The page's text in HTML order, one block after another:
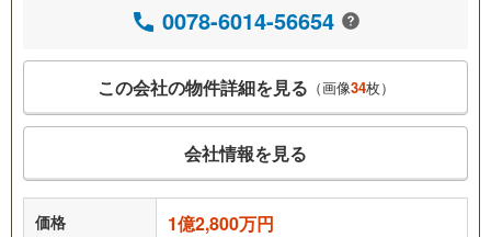
0078-6014-56654
この会社の物件詳細を見る （画像34枚）
会社情報を見る
価格 1億2,800万円